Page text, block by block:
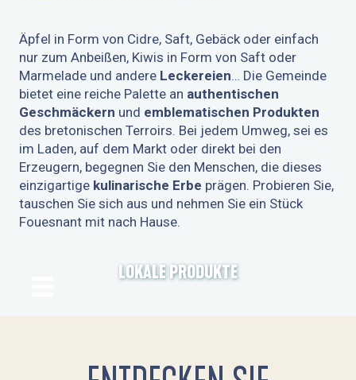
Äpfel in Form von Cidre, Saft, Gebäck oder einfach
nur zum Anbeißen, Kiwis in Form von Saft oder
Marmelade und andere Leckereien… Die Gemeinde
bietet eine reiche Palette an authentischen
Geschmäckern und emblematischen Produkten
des bretonischen Terroirs. Bei jedem Umweg, sei es
im Laden, auf dem Markt oder direkt bei den
Erzeugern, begegnen Sie den Menschen, die dieses
einzigartige kulinarische Erbe prägen. Probieren Sie,
tauschen Sie sich aus und nehmen Sie ein Stück
Fouesnant mit nach Hause.
LOKALE PRODUKTE